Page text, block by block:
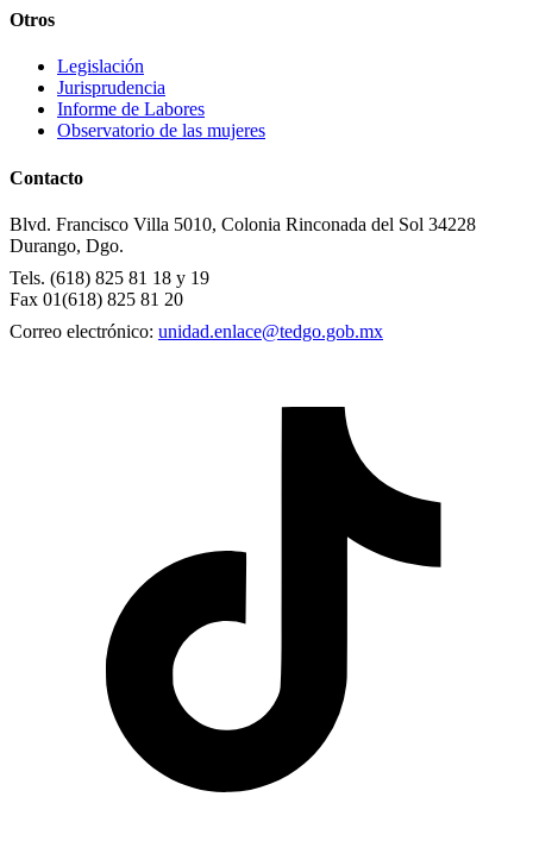
Otros
Legislación
Jurisprudencia
Informe de Labores
Observatorio de las mujeres
Contacto
Blvd. Francisco Villa 5010, Colonia Rinconada del Sol 34228
Durango, Dgo.
Tels. (618) 825 81 18 y 19
Fax 01(618) 825 81 20
Correo electrónico: unidad.enlace@tedgo.gob.mx